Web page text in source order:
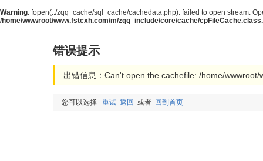
Warning: fopen(../zqq_cache/sql_cache/cachedata.php): failed to open stream:
/home/wwwroot/www.fstcxh.com/m/zqq_include/core/cache/
错误提示
出错信息：Can't open the cachefile: /home/
您可以选择 重试 返回 或者 回到首页